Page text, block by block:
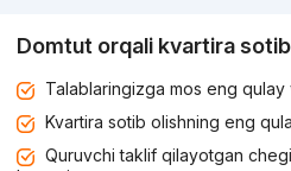
Domtut orqali kvartira
Talablaringizga mos eng
Kvartira sotib olishning eng
Quruvchi taklif qilayotgan